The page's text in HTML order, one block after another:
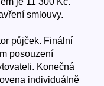
smlouvy.
půjček. Finální
posouzení
Konečná
individuálně